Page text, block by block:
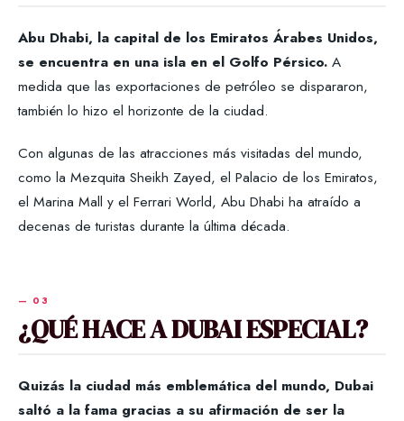
Abu Dhabi, la capital de los Emiratos Árabes Unidos,
se encuentra en una isla en el Golfo Pérsico. A
medida que las exportaciones de petróleo se dispararon,
también lo hizo el horizonte de la ciudad.
Con algunas de las atracciones más visitadas del mundo,
como la Mezquita Sheikh Zayed, el Palacio de los Emiratos,
el Marina Mall y el Ferrari World, Abu Dhabi ha atraído a
decenas de turistas durante la última década.
¿QUÉ HACE A DUBAI ESPECIAL?
Quizás la ciudad más emblemática del mundo, Dubai
saltó a la fama gracias a su afirmación de ser la